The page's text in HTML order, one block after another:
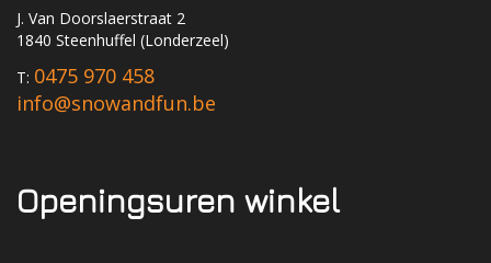
J. Van Doorslaerstraat 2
1840 Steenhuffel (Londerzeel)
T: 0475 970 458
info@snowandfun.be
Openingsuren winkel